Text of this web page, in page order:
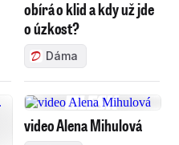
obírá o klid a kdy už jde
o úzkost?
Dáma
video Alena Mihulová